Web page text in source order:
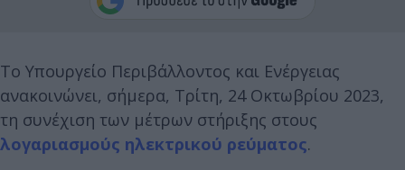
Το Υπουργείο Περιβάλλοντος και Ενέργειας
ανακοινώνει, σήμερα, Τρίτη, 24 Οκτωβρίου 2023,
τη συνέχιση των μέτρων στήριξης στους
λογαριασμούς ηλεκτρικού ρεύματος.